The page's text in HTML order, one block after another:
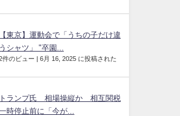
【東京】運動会で「うちの子だけ違
うシャツ」 "卒園...
件のビュー 6月 16, 2025 に投稿された
トランプ氏 相場操縦か 相互関税
時停止前に「今が...